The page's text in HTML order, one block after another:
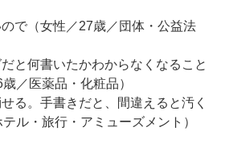
で（女性／27歳／団体・公益法
と何書いたかわからなくなること
／医薬品・化粧品）
る。手書きだと、間違えると汚く
ル・旅行・アミューズメント）